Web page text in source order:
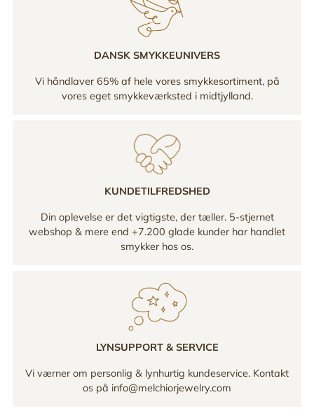
DANSK SMYKKEUNIVERS
Vi håndlaver 65% af hele vores smykkesortiment, på
vores eget smykkeværksted i midtjylland.
KUNDETILFREDSHED
Din oplevelse er det vigtigste, der tæller. 5-stjernet
webshop & mere end +7.200 glade kunder har handlet
smykker hos os.
LYNSUPPORT & SERVICE
Vi værner om personlig & lynhurtig kundeservice. Kontakt
os på info@melchiorjewelry.com